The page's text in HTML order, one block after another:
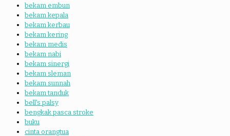
bekam embun
bekam kepala
bekam kerbau
bekam kering
bekam medis
bekam nabi
bekam sinergi
bekam sleman
bekam sunnah
bekam tanduk
bell's palsy
bengkak pasca stroke
buku
cinta orangtua